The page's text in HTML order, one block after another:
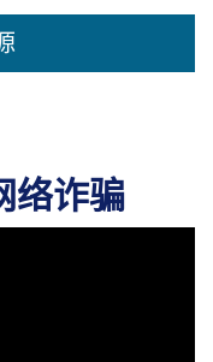
络诈骗